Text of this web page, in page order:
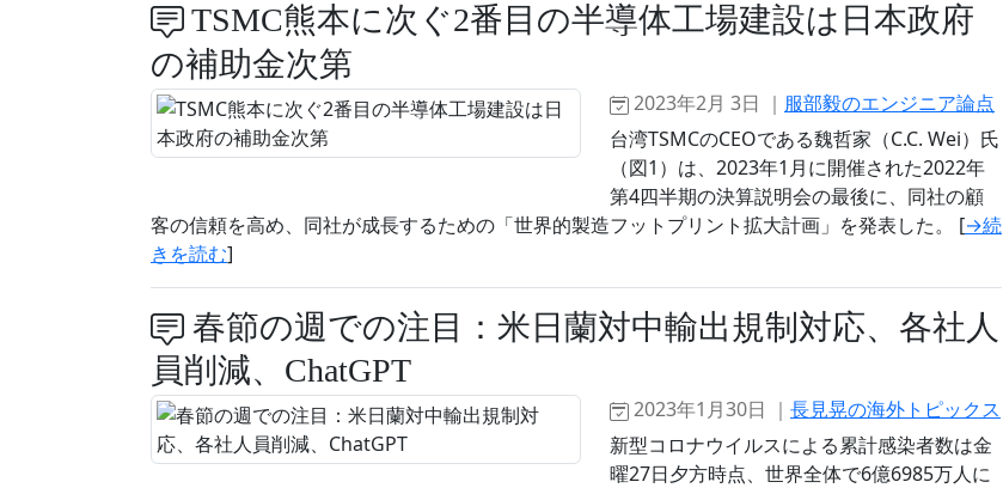
TSMC熊本に次ぐ2番目の半導体工場建設は日本政府
の補助金次第
2023年2月 3日 ｜ 服部毅のエンジニア論点
台湾TSMCのCEOである魏哲家（C.C. Wei）氏
（図1）は、2023年1月に開催された2022年
第4四半期の決算説明会の最後に、同社の顧
客の信頼を高め、同社が成⻑するための「世界的製造フットプリント拡⼤計画」を発表した。 [→続
きを読む]
春節の週での注目：米日蘭対中輸出規制対応、各社人
員削減、ChatGPT
2023年1月30日 ｜ 長見晃の海外トピックス
新型コロナウイルスによる累計感染者数は金
曜27日夕方時点、世界全体で6億6985万人に